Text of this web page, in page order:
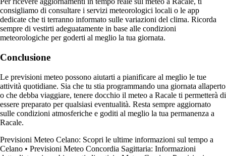
consigliamo di consultare i servizi meteorologici locali o le app
dedicate che ti terranno informato sulle variazioni del clima. Ricorda
sempre di vestirti adeguatamente in base alle condizioni
meteorologiche per goderti al meglio la tua giornata.
Conclusione
Le previsioni meteo possono aiutarti a pianificare al meglio le tue
attività quotidiane. Sia che tu stia programmando una giornata allaperto
o che debba viaggiare, tenere docchio il meteo a Racale ti permetterà di
essere preparato per qualsiasi eventualità. Resta sempre aggiornato
sulle condizioni atmosferiche e goditi al meglio la tua permanenza a
Racale.
Previsioni Meteo Celano: Scopri le ultime informazioni sul tempo a
Celano • Previsioni Meteo Concordia Sagittaria: Informazioni